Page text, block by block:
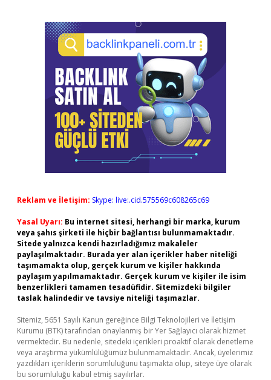
Reklam ve İletişim: Skype: live:.cid.575569c608265c69
Yasal Uyarı: Bu internet sitesi, herhangi bir marka, kurum
veya şahıs şirketi ile hiçbir bağlantısı bulunmamaktadır.
Sitede yalnızca kendi hazırladığımız makaleler
paylaşılmaktadır. Burada yer alan içerikler haber niteliği
taşımamakta olup, gerçek kurum ve kişiler hakkında
paylaşım yapılmamaktadır. Gerçek kurum ve kişiler ile isim
benzerlikleri tamamen tesadüfidir. Sitemizdeki bilgiler
taslak halindedir ve tavsiye niteliği taşımazlar.
Sitemiz, 5651 Sayılı Kanun gereğince Bilgi Teknolojileri ve İletişim
Kurumu (BTK) tarafından onaylanmış bir Yer Sağlayıcı olarak hizmet
vermektedir. Bu nedenle, sitedeki içerikleri proaktif olarak denetleme
veya araştırma yükümlülüğümüz bulunmamaktadır. Ancak, üyelerimiz
yazdıkları içeriklerin sorumluluğunu taşımakta olup, siteye üye olarak
bu sorumluluğu kabul etmiş sayılırlar.